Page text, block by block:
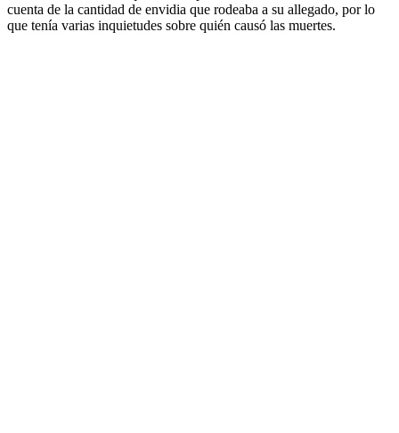
cuenta de la cantidad de envidia que rodeaba a su allegado, por lo
que tenía varias inquietudes sobre quién causó las muertes.